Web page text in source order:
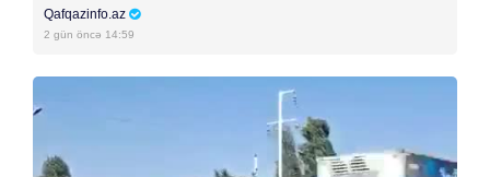
Qafqazinfo.az
2 gün öncə 14:59